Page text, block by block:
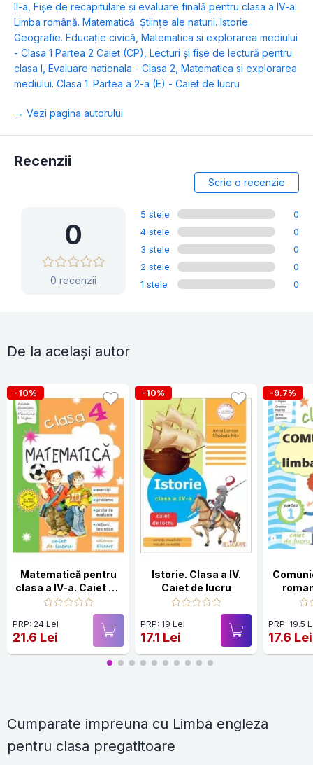
II-a Fişe de recapitulare şi evaluare finală pentru clasa a IV-a.
Limba română. Matematică. Ştiinţe ale naturii. Istorie.
Geografie. Educaţie civică Matematica si explorarea mediului
- Clasa 1 Partea 2 Caiet (CP) Lecturi şi fişe de lectură pentru
clasa I Evaluare nationala - Clasa 2 Matematica si explorarea
mediului. Clasa 1. Partea a 2-a (E) - Caiet de lucru
→ Vezi pagina autorului
Recenzii
Scrie o recenzie
0
0 recenzii
5 stele
0
4 stele
0
3 stele
0
2 stele
0
1 stele
0
De la același autor
-10%
Matematică pentru
clasa a IV-a. Caiet de
lucru. Exerciţii,
probleme, noţiuni
teoretice, teste de
evaluare
PRP: 24 Lei
21.6 Lei
-10%
Istorie. Clasa a IV.
Caiet de lucru
PRP: 19 Lei
17.1 Lei
-9.7%
PRP: 19.5
17.6 Lei
Cumparate impreuna cu Limba engleza
pentru clasa pregatitoare